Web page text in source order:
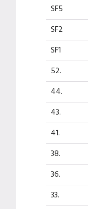
SF5
SF2
SF1
52.
44.
43.
41.
38.
36.
33.